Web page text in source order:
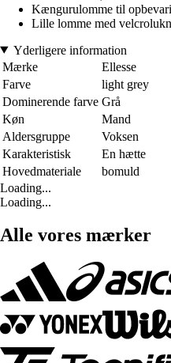
Kængurulomme til
Lille lomme med
Yderligere information
Mærke
Ellesse
Farve
light grey
Dominerende farve Grå
Køn
Mand
Aldersgruppe
Voksen
Karakteristisk
En hætte
Hovedmateriale
bomuld
Loading...
Loading...
Alle vores mærker